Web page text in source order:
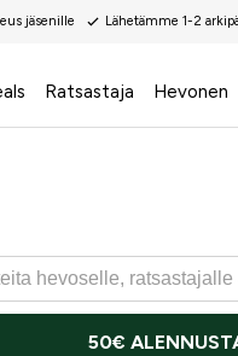
jäsenille Lähetämme 1-2
Ratsastaja Hevonen
50€